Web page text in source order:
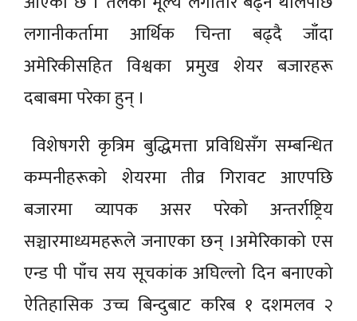
लगानीकर्तामा आर्थिक चिन्ता बढ्दै जाँदा
अमेरिकीसहित विश्वका प्रमुख शेयर बजारहरू
दबाबमा परेका हुन् ।
विशेषगरी कृत्रिम बुद्धिमत्ता प्रविधिसँग सम्बन्धित
कम्पनीहरूको शेयरमा तीव्र गिरावट आएपछि
बजारमा व्यापक असर परेको अन्तर्राष्ट्रिय
सञ्चारमाध्यमहरूले जनाएका छन् ।अमेरिकाको एस
एन्ड पी पाँच सय सूचकांक अघिल्लो दिन बनाएको
ऐतिहासिक उच्च बिन्दुबाट करिब १ दशमलव २